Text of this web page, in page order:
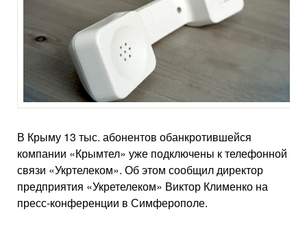
В Крыму 13 тыс. абонентов обанкротившейся
компании «Крымтел» уже подключены к телефонной
связи «Укртелеком». Об этом сообщил директор
предприятия «Укретелеком» Виктор Клименко на
пресс-конференции в Симферополе.